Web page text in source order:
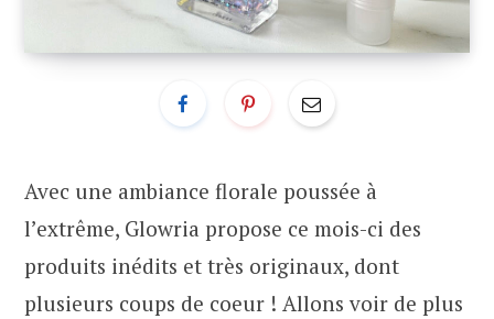
Avec une ambiance florale poussée à
l’extrême, Glowria propose ce mois-ci des
produits inédits et très originaux, dont
plusieurs coups de coeur ! Allons voir de plus